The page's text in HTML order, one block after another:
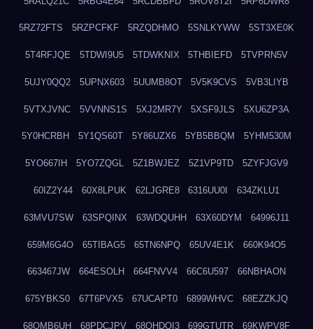
5RZ72FTS 5RZPCFKF 5RZQDHMO 5SNLKYWW 5ST3XE0K
5T4RFJQE 5TDWI9U5 5TDWKNIX 5THBIEFD 5TVPRN5V
5UJY0QQ2 5UPNX603 5UUMB8OT 5V5K9CVS 5VB3LIYB
5VTXJVNC 5VVNNS1S 5XJ2MR7Y 5XSF9JLS 5XU6ZP3A
5Y0HCRBH 5Y1QS60T 5Y86UZX6 5YB5BBQM 5YHM530M
5YO667IH 5YO7ZQGL 5Z1BWJEZ 5Z1VP9TD 5ZYFJGV9
60IZ2Y44 60X8LPUK 62LJGRE8 6316UU0I 634ZKLU1
63MVU7SW 63SPQINX 63WDQUHH 63X60DYM 64996J11
659M6G4O 65TIBAG5 65TN6NPQ 65UV4E1K 660K94O5
663467JW 664ESOLH 664FNVV4 66C6U597 66NBHAON
675YBKS0 67T6PVX5 67UCAPT0 6899WHVC 68EZZKJQ
68OMB6UH 68PDCJPV 68QHDOI3 699GTUTR 69KWPV8F